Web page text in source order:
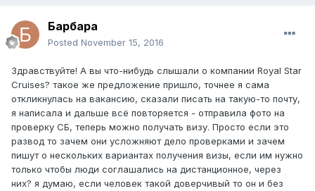
Барбара
Posted November 15, 2016
Здравствуйте! А вы что-нибудь слышали о компании Royal Star
Cruises? такое же предложение пришло, точнее я сама
откликнулась на вакансию, сказали писать на такую-то почту,
я написала и дальше всё повторяется - отправила фото на
проверку СБ, теперь можно получать визу. Просто если это
развод то зачем они усложняют дело проверками и зачем
пишут о нескольких вариантах получения визы, если им нужно
только чтобы люди соглашались на дистанционное, через
них? я думаю, если человек такой доверчивый то он и без